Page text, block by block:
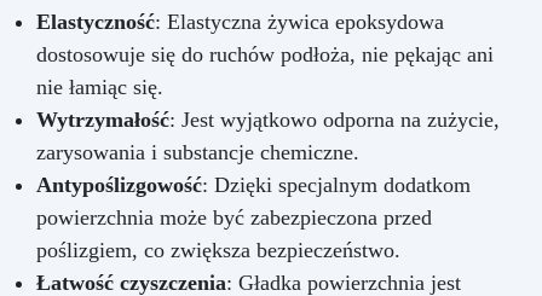
Elastyczność: Elastyczna żywica epoksydowa
dostosowuje się do ruchów podłoża, nie pękając ani
nie łamiąc się.
Wytrzymałość: Jest wyjątkowo odporna na zużycie,
zarysowania i substancje chemiczne.
Antypoślizgowość: Dzięki specjalnym dodatkom
powierzchnia może być zabezpieczona przed
poślizgiem, co zwiększa bezpieczeństwo.
Łatwość czyszczenia: Gładka powierzchnia jest